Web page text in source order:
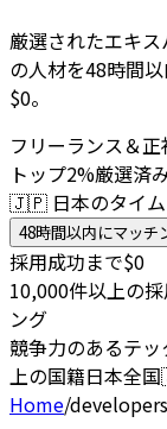
厳選されたエキ
の人材を48時間
$0。
フリーランス＆正
トップ2%厳選済
🇯🇵 日本のタイム
48時間以内にマッチ
採用成功まで$0
10,000件以上の
ング
競争力のあるテ
上の国籍日本全国
Home/developers